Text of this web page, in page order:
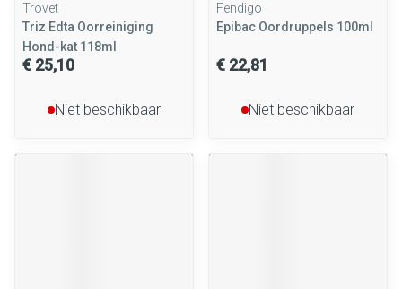
Trovet
Triz Edta Oorreiniging
Hond-kat 118ml
€ 25,10
Niet beschikbaar
Fendigo
Epibac Oordruppels 100ml
€ 22,81
Niet beschikbaar